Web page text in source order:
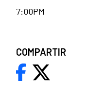
7:00PM
COMPARTIR